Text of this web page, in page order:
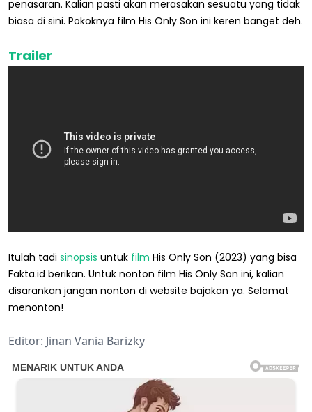
penasaran. Kalian pasti akan merasakan sesuatu yang tidak
biasa di sini. Pokoknya film His Only Son ini keren banget deh.
Trailer
Itulah tadi sinopsis untuk film His Only Son (2023) yang bisa
Fakta.id berikan. Untuk nonton film His Only Son ini, kalian
disarankan jangan nonton di website bajakan ya. Selamat
menonton!
Editor: Jinan Vania Barizky